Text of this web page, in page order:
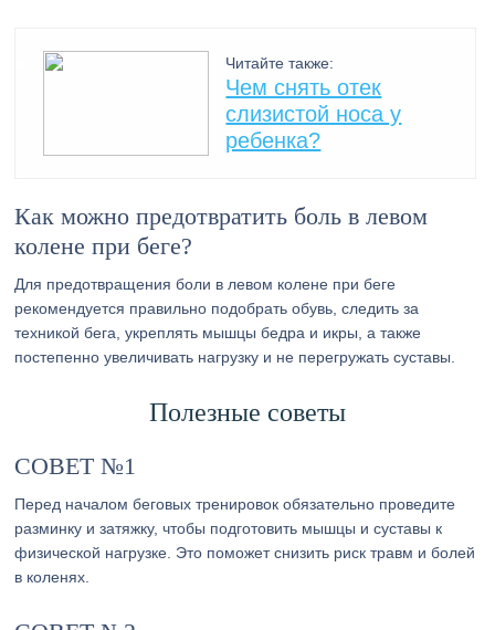
Читайте также:
Чем снять отек
слизистой носа у
ребенка?
Как можно предотвратить боль в левом
колене при беге?
Для предотвращения боли в левом колене при беге
рекомендуется правильно подобрать обувь, следить за
техникой бега, укреплять мышцы бедра и икры, а также
постепенно увеличивать нагрузку и не перегружать суставы.
Полезные советы
СОВЕТ №1
Перед началом беговых тренировок обязательно проведите
разминку и затяжку, чтобы подготовить мышцы и суставы к
физической нагрузке. Это поможет снизить риск травм и болей
в коленях.